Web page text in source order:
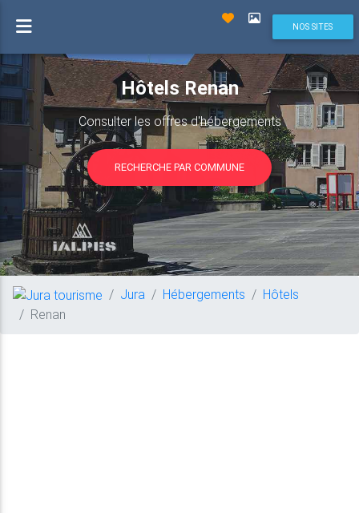
NOS SITES
Hôtels Renan
Consulter les offres d'hébergements
RECHERCHE PAR COMMUNE
Jura Hébergements
Hôtels
Renan